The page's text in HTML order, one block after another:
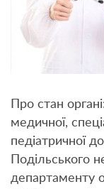
Про стан
медичної,
педіатричної
Подільського
департаменту